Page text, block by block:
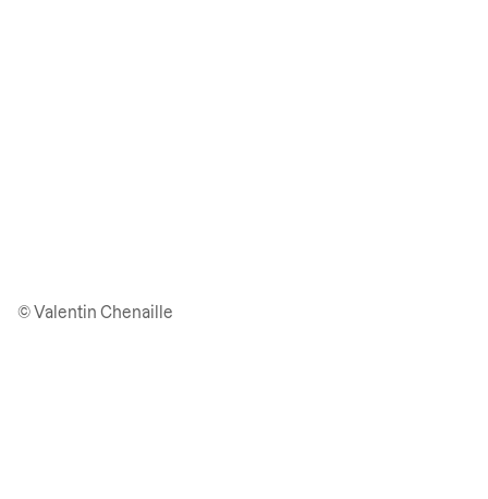
© Valentin Chenaille